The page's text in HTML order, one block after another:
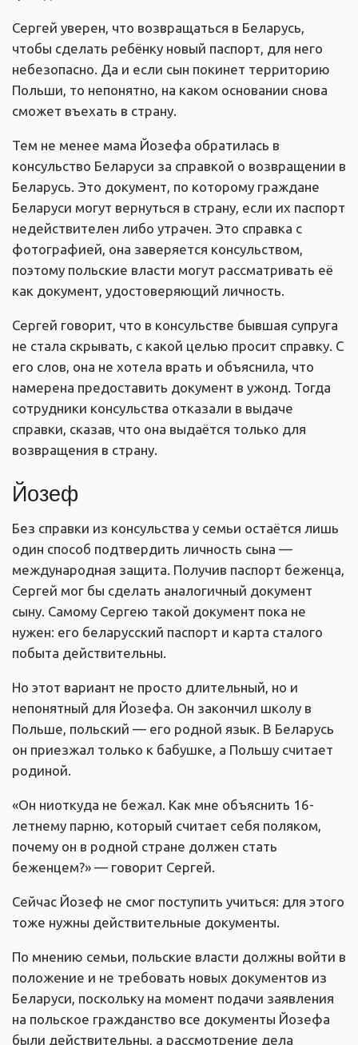
Сергей уверен, что возвращаться в Беларусь,
чтобы сделать ребёнку новый паспорт, для него
небезопасно. Да и если сын покинет территорию
Польши, то непонятно, на каком основании снова
сможет въехать в страну.
Тем не менее мама Йозефа обратилась в
консульство Беларуси за справкой о возвращении в
Беларусь. Это документ, по которому граждане
Беларуси могут вернуться в страну, если их паспорт
недействителен либо утрачен. Это справка с
фотографией, она заверяется консульством,
поэтому польские власти могут рассматривать её
как документ, удостоверяющий личность.
Сергей говорит, что в консульстве бывшая супруга
не стала скрывать, с какой целью просит справку. С
его слов, она не хотела врать и объяснила, что
намерена предоставить документ в ужонд. Тогда
сотрудники консульства отказали в выдаче
справки, сказав, что она выдаётся только для
возвращения в страну.
Йозеф
Без справки из консульства у семьи остаётся лишь
один способ подтвердить личность сына —
международная защита. Получив паспорт беженца,
Сергей мог бы сделать аналогичный документ
сыну. Самому Сергею такой документ пока не
нужен: его беларусский паспорт и карта сталого
побыта действительны.
Но этот вариант не просто длительный, но и
непонятный для Йозефа. Он закончил школу в
Польше, польский — его родной язык. В Беларусь
он приезжал только к бабушке, а Польшу считает
родиной.
«Он ниоткуда не бежал. Как мне объяснить 16-
летнему парню, который считает себя поляком,
почему он в родной стране должен стать
беженцем?» — говорит Сергей.
Сейчас Йозеф не смог поступить учиться: для этого
тоже нужны действительные документы.
По мнению семьи, польские власти должны войти в
положение и не требовать новых документов из
Беларуси, поскольку на момент подачи заявления
на польское гражданство все документы Йозефа
были действительны, а рассмотрение дела